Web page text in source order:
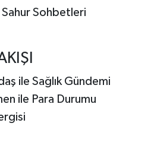
Sohbetleri
ile Sağlık Gündemi
ile Para Durumu